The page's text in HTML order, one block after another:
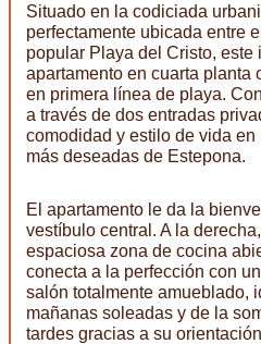
Situado en la codiciada
perfectamente ubicada entre
popular Playa del Cristo, este
apartamento en cuarta planta
en primera línea de playa.
a través de dos entradas
comodidad y estilo de vida
más deseadas de Estepona.
El apartamento le da la
vestíbulo central. A la
espaciosa zona de cocina
conecta a la perfección con
salón totalmente amueblado,
mañanas soleadas y de la
tardes gracias a su